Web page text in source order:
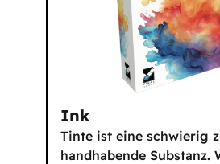
Ink
Tinte ist eine schwierig
handhabende Substanz.